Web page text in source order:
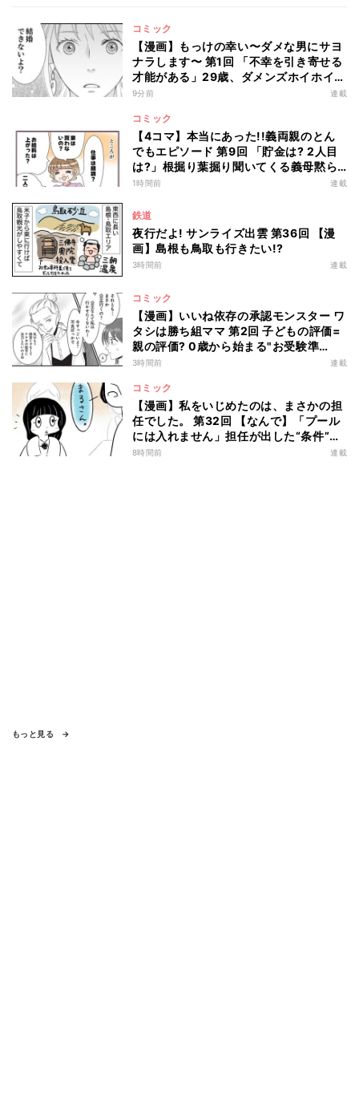
コミック
【漫画】もっけの幸い〜ダメな男にサヨ
ナラします〜 第1回 「不幸を引き寄せる
才能がある」29歳、ダメンズホイホイを
卒業した私のはずが…
9分前 連載
コミック
【4コマ】本当にあった!!義両親のとん
でもエピソード 第9回 「貯金は? 2人目
は?」根掘り葉掘り聞いてくる義母黙ら
せた一言
1時間前 連載
鉄道
夜行だよ! サンライズ出雲 第36回 【漫
画】島根も鳥取も行きたい!?
3時間前 連載
コミック
【漫画】いいね依存の承認モンスター ワ
タシは勝ち組ママ 第2回 子どもの評価=
親の評価? 0歳から始まる"お受験準
備"とは…
3時間前 連載
コミック
【漫画】私をいじめたのは、まさかの担
任でした。 第32回 【なんで】「プール
には入れません」担任が出した“条件”と
は?
8時間前 連載
もっと見る